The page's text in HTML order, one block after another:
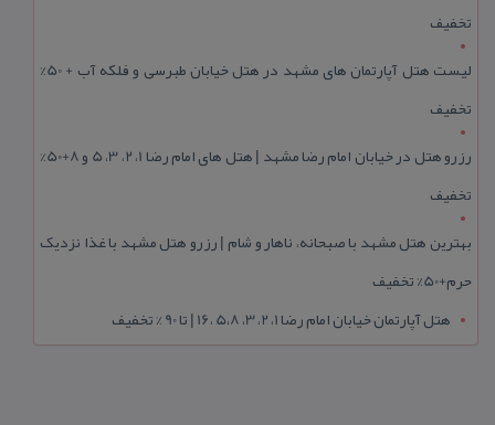
تخفیف
لیست هتل آپارتمان های مشهد در هتل خیابان طبرسی و فلکه آب + 50%
تخفیف
رزرو هتل در خیابان امام رضا مشهد | هتل‌ های امام رضا 1، 2، 3، 5 و 8+50%
تخفیف
بهترین هتل مشهد با صبحانه، ناهار و شام | رزرو هتل مشهد با غذا نزدیک
حرم+50% تخفیف
هتل آپارتمان خیابان امام رضا 1، 2، 3، 5،8 ،16 | تا 90 % تخفیف